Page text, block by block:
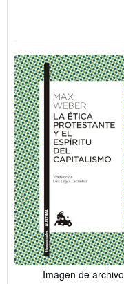
Imagen de archivo